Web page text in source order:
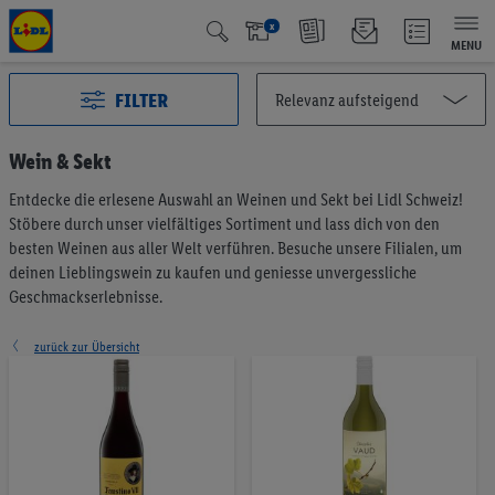
x
MENU
Wein & Sekt
Entdecke die erlesene Auswahl an Weinen und Sekt bei Lidl Schweiz!
Stöbere durch unser vielfältiges Sortiment und lass dich von den
besten Weinen aus aller Welt verführen. Besuche unsere Filialen, um
deinen Lieblingswein zu kaufen und geniesse unvergessliche
Geschmackserlebnisse.
zurück zur Übersicht
FILTER
Alle Kategorien 2991
Aktuelle Aktionen 125
Qualité Suisse 438
Fairtrade 40
Vegan & Vegetarisch
Früchte & Gemüse
Brot & Backwaren
Müesli & Brotaufstrich
Kaffee & Tee 75
Milchprodukte & Eier